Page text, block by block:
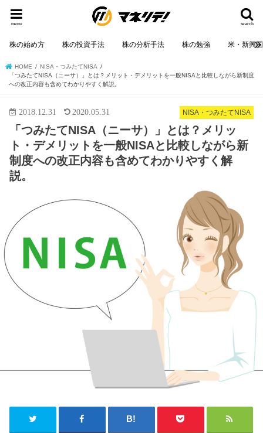
search
menu
株の始め方 株の投資手法 株の分析手法 株の勉強 米・新興
HOME
NISA・つみたてNISA
「つみたてNISA（ニーサ）」とは？メリット・デメリットを一般NISAと比較しながら新制度
への改正内容も含めてわかりやすく解説。
NISA・つみたてNISA
2018.12.31 2020.05.31
「つみたてNISA（ニーサ）」とは？メリッ
ト・デメリットを一般NISAと比較しながら新
制度への改正内容も含めてわかりやすく解
説。